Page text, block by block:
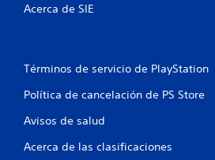
Acerca de SIE
Términos de servicio de PlayStation
Política de cancelación de PS Store
Avisos de salud
Acerca de las clasificaciones